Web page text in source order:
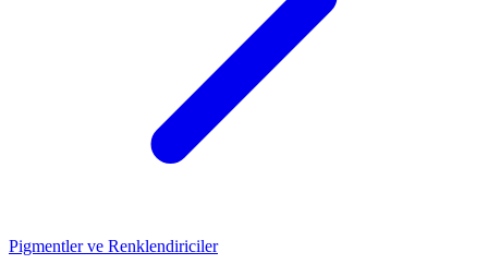
Pigmentler ve Renklendiriciler